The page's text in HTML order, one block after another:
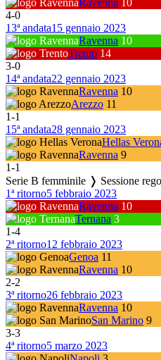
4-0
13ª andata15 gennaio 2023
Ravenna 10
Trento 14
3-0
14ª andata22 gennaio 2023
Ravenna 10
Arezzo 11
1-1
15ª andata28 gennaio 2023
Hellas
Ravenna 9
1-1
Serie B femminile ❭ Sessione
1ª ritorno5 febbraio 2023
Ravenna 10
Ternana 3
1-4
2ª ritorno12 febbraio 2023
Genoa 11
Ravenna 10
2-2
3ª ritorno26 febbraio 2023
Ravenna 10
San Marino 9
3-3
4ª ritorno5 marzo 2023